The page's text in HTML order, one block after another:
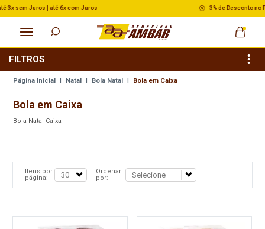
3% de Desconto no Pix nas Compras acima de R$ 500,00
Página Inicial | Natal | Bola Natal | Bola em Caixa
FILTROS
Bola em Caixa
Bola Natal Caixa
Itens por
página:
Ordenar
por: